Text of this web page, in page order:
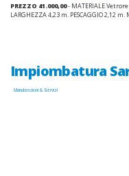
PREZZO 41.000,00- MATERIALE
LARGHEZZA 4,23 m. PESCAGGIO 2,12 m.
Impiombatura
Manutenzioni & Servizi